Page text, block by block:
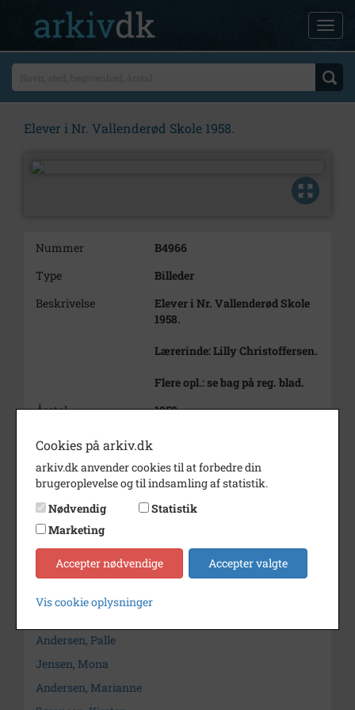
Elever i Nr. Vallenderød Skole 1958.
Nummer
B4966
Type
Billeder
Beskrivelse
Elever i Nr. Vallenderød Skole
1958.
Lærerinde: Lilly Christoffersen.
Flere opl.: se bag på reg. blad.
Årstal
1958
Dateringsnote
Fotograf
Ukendt
Arkiv
Holbæk-Arkiverne / Tølløse
Lokalarkiv
Kontakt arkivet
Andersen, Palle
Jensen, Mona
Andersen, Marianne
Cookies på arkiv.dk
arkiv.dk anvender cookies til at forbedre din
brugeroplevelse og til indsamling af statistik.
Nødvendig
Statistik
Marketing
Accepter nødvendige Accepter valgte
Vis cookie oplysninger